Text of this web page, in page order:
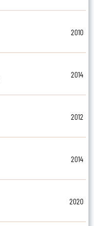
2010
2014
2012
2014
2020